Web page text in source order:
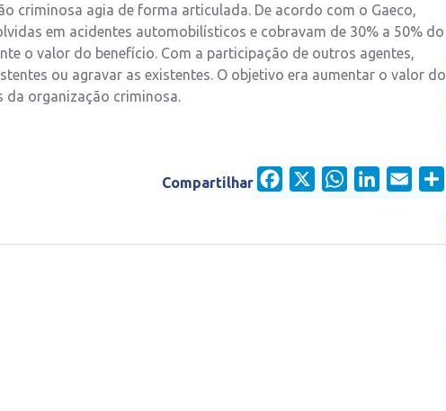
criminosa agia de forma articulada. De acordo com o Gaeco,
em acidentes automobilísticos e cobravam de 30% a 50% do
o valor do benefício. Com a participação de outros agentes,
ou agravar as existentes. O objetivo era aumentar o valor do
da organização criminosa.
Compartilhar Facebook WhatsAppLinkedIn
Email